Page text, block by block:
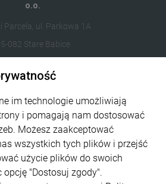
o.o.
Parcela, ul. Parkowa 1A
082 Stare Babice
122821412
Informacje
zamówień
O nas
im technologie umożliwiają
i pomagają nam dostosować
Możesz zaakceptować
wszystkich tych plików i przejść
użycie plików do swoich
opcję "Dostosuj zgody".